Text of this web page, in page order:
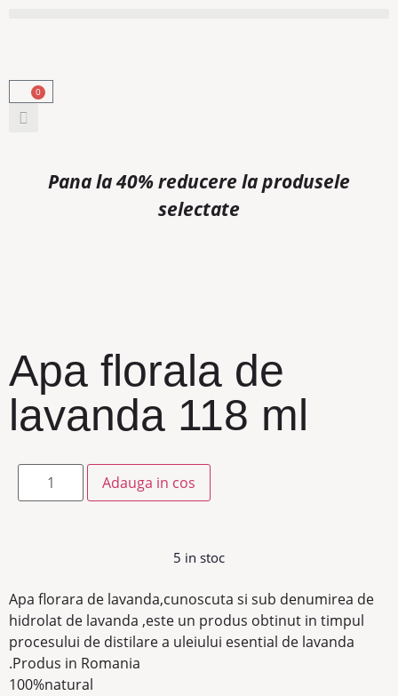
0
Pana la 40% reducere la produsele
selectate
Apa florala de
lavanda 118 ml
Adauga in cos
5 in stoc
Apa florara de lavanda,cunoscuta si sub denumirea de
hidrolat de lavanda ,este un produs obtinut in timpul
procesului de distilare a uleiului esential de lavanda
.Produs in Romania
100%natural